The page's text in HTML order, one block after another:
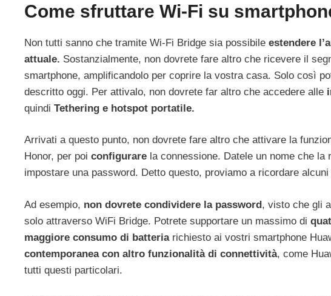
Come sfruttare Wi-Fi su
Non tutti sanno che tramite Wi-Fi Bridge sia possibile estendere
attuale. Sostanzialmente, non dovrete fare altro che ricevere il
smartphone, amplificandolo per coprire la vostra casa. Solo così
descritto oggi. Per attivalo, non dovrete far altro che accedere alle
quindi Tethering e hotspot portatile.
Arrivati a questo punto, non dovrete fare altro che attivare la
Honor, per poi configurare la connessione. Datele un nome che
impostare una password. Detto questo, proviamo a ricordare
Ad esempio, non dovrete condividere la password, visto che gli
solo attraverso WiFi Bridge. Potrete supportare un massimo di
maggiore consumo di batteriarichiesto ai vostri smartphone
contemporanea con altro funzionalità di connettività, come
tutti questi particolari.